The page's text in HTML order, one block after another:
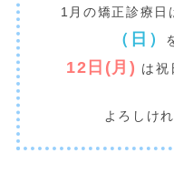
1月の矯正診療日
（日）
12日(月) は祝
よろしけ